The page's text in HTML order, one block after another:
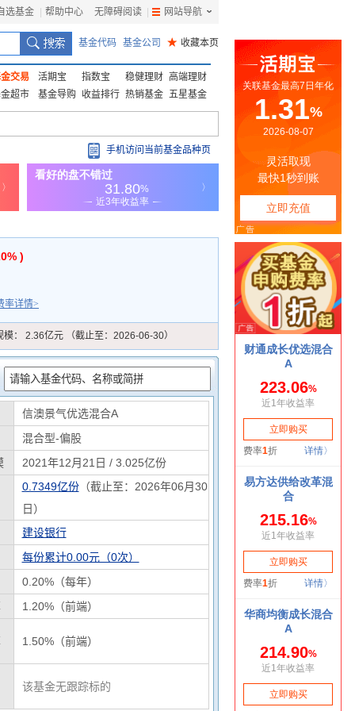
选基金 帮助中心 无障碍阅读 网站导航
基金代码 基金公司 ★ 收藏本页
交易 活期宝 指数宝 稳健理财 高端理财
超市
基金导购 收益排行 热销基金 五星基金
手机访问当前基金品种页
)
率详情>
： 2.36亿元 （截止至：2026-06-30）
信澳景气优选混合A
混合型-偏股
2021年12月21日 / 3.025亿份
0.7349亿份（截止至：2026年06月30
日）
建设银行
每份累计0.00元（0次）
0.20%（每年）
1.20%（前端）
1.50%（前端）
该基金无跟踪标的